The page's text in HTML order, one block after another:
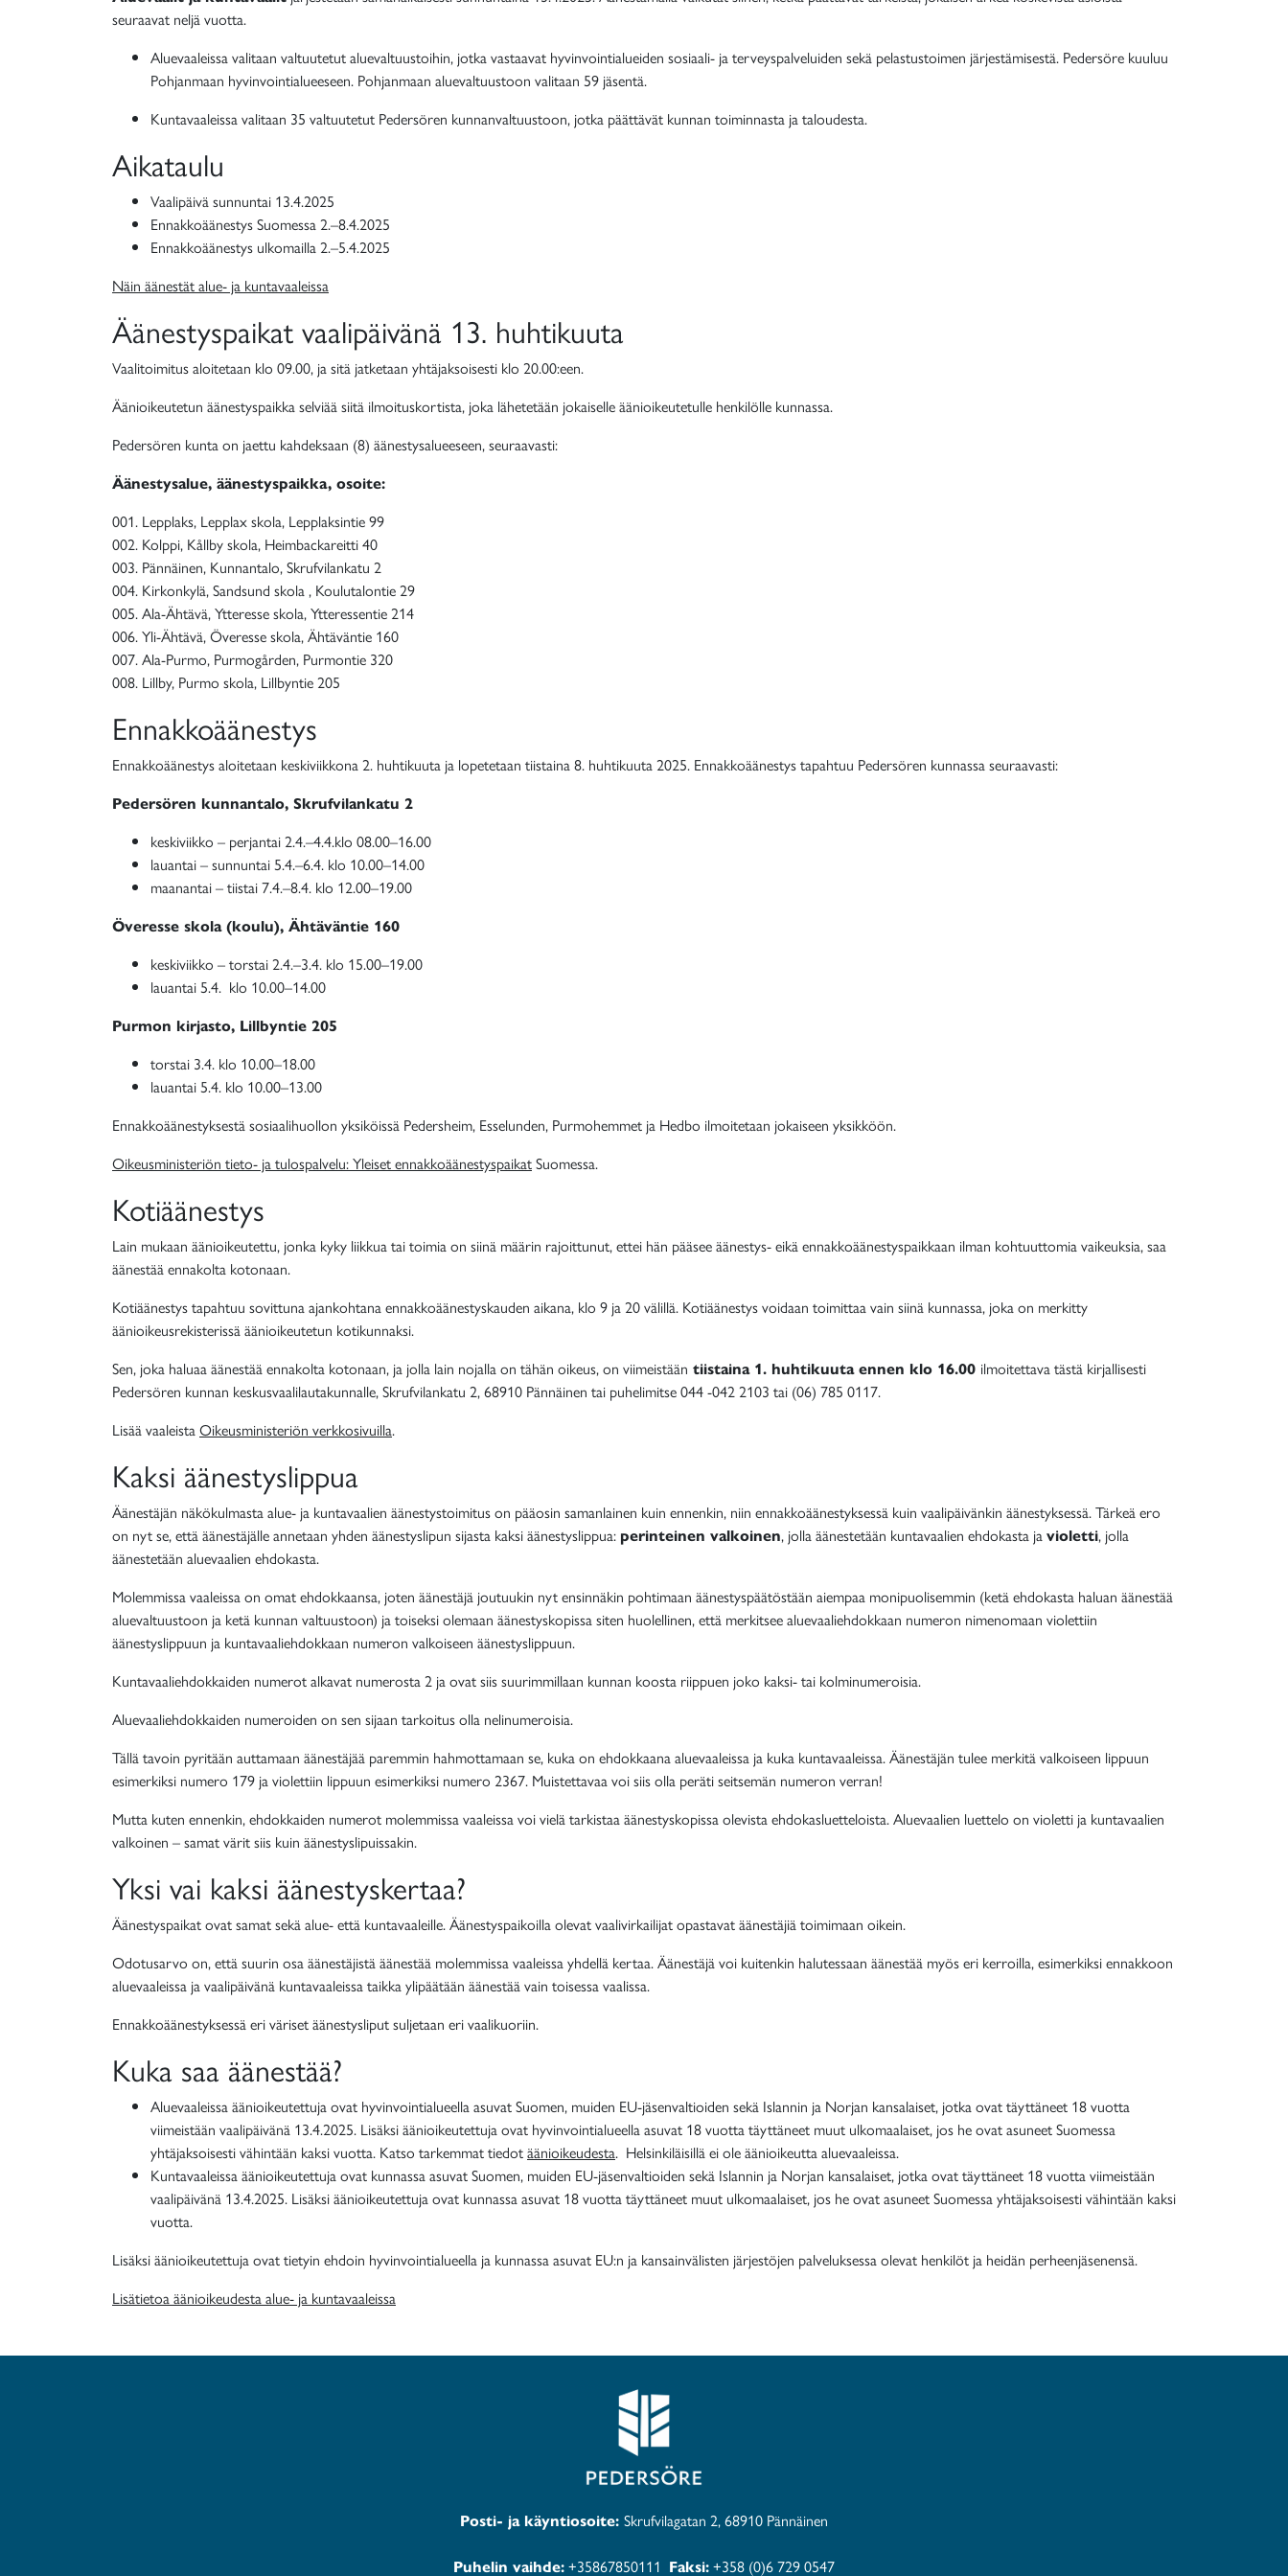
seuraavat neljä vuotta.
Aluevaaleissa valitaan valtuutetut aluevaltuustoihin, jotka vastaavat hyvinvointialueiden sosiaali- ja terveyspalveluiden sekä pelastustoimen järjestämisestä. Pedersöre kuuluu
Pohjanmaan hyvinvointialueeseen. Pohjanmaan aluevaltuustoon valitaan 59 jäsentä.
Kuntavaaleissa valitaan 35 valtuutetut Pedersören kunnanvaltuustoon, jotka päättävät kunnan toiminnasta ja taloudesta.
Aikataulu
Vaalipäivä sunnuntai 13.4.2025
Ennakkoäänestys Suomessa 2.–8.4.2025
Ennakkoäänestys ulkomailla 2.–5.4.2025
Näin äänestät alue- ja kuntavaaleissa
Äänestyspaikat vaalipäivänä 13. huhtikuuta
Vaalitoimitus aloitetaan klo 09.00, ja sitä jatketaan yhtäjaksoisesti klo 20.00:een.
Äänioikeutetun äänestyspaikka selviää siitä ilmoituskortista, joka lähetetään jokaiselle äänioikeutetulle henkilölle kunnassa.
Pedersören kunta on jaettu kahdeksaan (8) äänestysalueeseen, seuraavasti:
Äänestysalue, äänestyspaikka, osoite:
001. Lepplaks, Lepplax skola, Lepplaksintie 99
002. Kolppi, Kållby skola, Heimbackareitti 40
003. Pännäinen, Kunnantalo, Skrufvilankatu 2
004. Kirkonkylä, Sandsund skola , Koulutalontie 29
005. Ala-Ähtävä, Ytteresse skola, Ytteressentie 214
006. Yli-Ähtävä, Överesse skola, Ähtäväntie 160
007. Ala-Purmo, Purmogården, Purmontie 320
008. Lillby, Purmo skola, Lillbyntie 205
Ennakkoäänestys
Ennakkoäänestys aloitetaan keskiviikkona 2. huhtikuuta ja lopetetaan tiistaina 8. huhtikuuta 2025. Ennakkoäänestys tapahtuu Pedersören kunnassa seuraavasti:
Pedersören kunnantalo, Skrufvilankatu 2
keskiviikko – perjantai 2.4.–4.4.klo 08.00–16.00
lauantai – sunnuntai 5.4.–6.4. klo 10.00–14.00
maanantai – tiistai 7.4.–8.4. klo 12.00–19.00
Överesse skola (koulu), Ähtäväntie 160
keskiviikko – torstai 2.4.–3.4. klo 15.00–19.00
lauantai 5.4. klo 10.00–14.00
Purmon kirjasto, Lillbyntie 205
torstai 3.4. klo 10.00–18.00
lauantai 5.4. klo 10.00–13.00
Ennakkoäänestyksestä sosiaalihuollon yksiköissä Pedersheim, Esselunden, Purmohemmet ja Hedbo ilmoitetaan jokaiseen yksikköön.
Oikeusministeriön tieto- ja tulospalvelu: Yleiset ennakkoäänestyspaikatSuomessa.
Kotiäänestys
Lain mukaan äänioikeutettu, jonka kyky liikkua tai toimia on siinä määrin rajoittunut, ettei hän pääsee äänestys- eikä ennakkoäänestyspaikkaan ilman kohtuuttomia vaikeuksia, saa
äänestää ennakolta kotonaan.
Kotiäänestys tapahtuu sovittuna ajankohtana ennakkoäänestyskauden aikana, klo 9 ja 20 välillä. Kotiäänestys voidaan toimittaa vain siinä kunnassa, joka on merkitty
äänioikeusrekisterissä äänioikeutetun kotikunnaksi.
Sen, joka haluaa äänestää ennakolta kotonaan, ja jolla lain nojalla on tähän oikeus, on viimeistään tiistaina 1. huhtikuuta ennen klo 16.00 ilmoitettava tästä kirjallisesti
Pedersören kunnan keskusvaalilautakunnalle, Skrufvilankatu 2, 68910 Pännäinen tai puhelimitse 044 -042 2103 tai (06) 785 0117.
Lisää vaaleistaOikeusministeriön verkkosivuilla.
Kaksi äänestyslippua
Äänestäjän näkökulmasta alue- ja kuntavaalien äänestystoimitus on pääosin samanlainen kuin ennenkin, niin ennakkoäänestyksessä kuin vaalipäivänkin äänestyksessä. Tärkeä ero
on nyt se, että äänestäjälle annetaan yhden äänestyslipun sijasta kaksi äänestyslippua: perinteinen valkoinen, jolla äänestetään kuntavaalien ehdokasta javioletti, jolla
äänestetään aluevaalien ehdokasta.
Molemmissa vaaleissa on omat ehdokkaansa, joten äänestäjä joutuukin nyt ensinnäkin pohtimaan äänestyspäätöstään aiempaa monipuolisemmin (ketä ehdokasta haluan äänestää
aluevaltuustoon ja ketä kunnan valtuustoon) ja toiseksi olemaan äänestyskopissa siten huolellinen, että merkitsee aluevaaliehdokkaan numeron nimenomaan violettiin
äänestyslippuun ja kuntavaaliehdokkaan numeron valkoiseen äänestyslippuun.
Kuntavaaliehdokkaiden numerot alkavat numerosta 2 ja ovat siis suurimmillaan kunnan koosta riippuen joko kaksi- tai kolminumeroisia.
Aluevaaliehdokkaiden numeroiden on sen sijaan tarkoitus olla nelinumeroisia.
Tällä tavoin pyritään auttamaan äänestäjää paremmin hahmottamaan se, kuka on ehdokkaana aluevaaleissa ja kuka kuntavaaleissa. Äänestäjän tulee merkitä valkoiseen lippuun
esimerkiksi numero 179 ja violettiin lippuun esimerkiksi numero 2367. Muistettavaa voi siis olla peräti seitsemän numeron verran!
Mutta kuten ennenkin, ehdokkaiden numerot molemmissa vaaleissa voi vielä tarkistaa äänestyskopissa olevista ehdokasluetteloista. Aluevaalien luettelo on violetti ja kuntavaalien
valkoinen – samat värit siis kuin äänestyslipuissakin.
Yksi vai kaksi äänestyskertaa?
Äänestyspaikat ovat samat sekä alue- että kuntavaaleille. Äänestyspaikoilla olevat vaalivirkailijat opastavat äänestäjiä toimimaan oikein.
Odotusarvo on, että suurin osa äänestäjistä äänestää molemmissa vaaleissa yhdellä kertaa. Äänestäjä voi kuitenkin halutessaan äänestää myös eri kerroilla, esimerkiksi ennakkoon
aluevaaleissa ja vaalipäivänä kuntavaaleissa taikka ylipäätään äänestää vain toisessa vaalissa.
Ennakkoäänestyksessä eri väriset äänestysliput suljetaan eri vaalikuoriin.
Kuka saa äänestää?
Aluevaaleissa äänioikeutettuja ovat hyvinvointialueella asuvat Suomen, muiden EU-jäsenvaltioiden sekä Islannin ja Norjan kansalaiset, jotka ovat täyttäneet 18 vuotta
viimeistään vaalipäivänä 13.4.2025. Lisäksi äänioikeutettuja ovat hyvinvointialueella asuvat 18 vuotta täyttäneet muut ulkomaalaiset, jos he ovat asuneet Suomessa
yhtäjaksoisesti vähintään kaksi vuotta. Katso tarkemmat tiedotäänioikeudesta. Helsinkiläisillä ei ole äänioikeutta aluevaaleissa.
Kuntavaaleissa äänioikeutettuja ovat kunnassa asuvat Suomen, muiden EU-jäsenvaltioiden sekä Islannin ja Norjan kansalaiset, jotka ovat täyttäneet 18 vuotta viimeistään
vaalipäivänä 13.4.2025. Lisäksi äänioikeutettuja ovat kunnassa asuvat 18 vuotta täyttäneet muut ulkomaalaiset, jos he ovat asuneet Suomessa yhtäjaksoisesti vähintään kaksi
vuotta.
Lisäksi äänioikeutettuja ovat tietyin ehdoin hyvinvointialueella ja kunnassa asuvat EU:n ja kansainvälisten järjestöjen palveluksessa olevat henkilöt ja heidän perheenjäsenensä.
Lisätietoa äänioikeudesta alue- ja kuntavaaleissa
Posti- ja käyntiosoite: Skrufvilagatan 2, 68910 Pännäinen
Puhelin vaihde:+35867850111 Faksi:+358 (0)6 729 0547